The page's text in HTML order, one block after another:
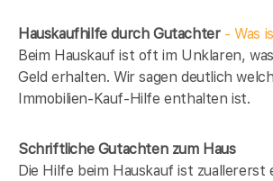
Hauskaufhilfe durch Gutachter- Was
Beim Hauskauf ist oft im Unklaren,
Geld erhalten. Wir sagen deutlich
Immobilien-Kauf-Hilfe enthalten ist.
Schriftliche Gutachten zum Haus
Die Hilfe beim Hauskauf ist zuallererst